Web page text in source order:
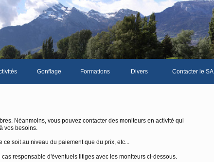
Gonflage Formations Divers
Documents divers
Contacter le SAI
Néanmoins, vous pouvez contacter des moniteurs en activité qui
vos besoins.
ce soit au niveau du paiement que du prix, etc...
responsable d'éventuels litiges avec les moniteurs ci-dessous.